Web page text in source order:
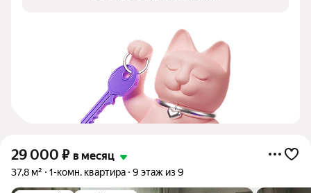
29 000 ₽ в месяц
37,8 м² 1-комн. квартира 9 этаж из 9